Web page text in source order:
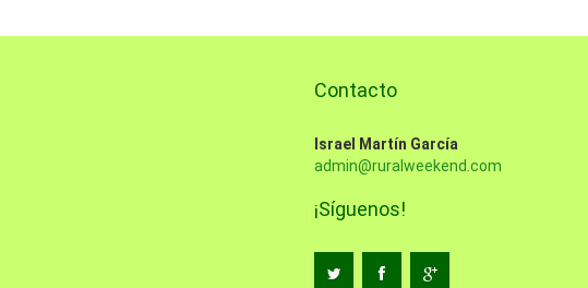
Contacto
Israel Martín García
admin@ruralweekend.com
¡Síguenos!